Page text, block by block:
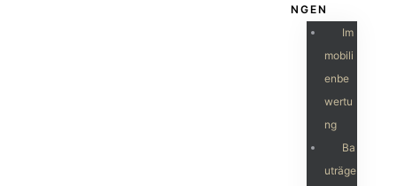
NGEN
Im
Mobili
Enbe
Wertu
Ng
Ba
Uträge